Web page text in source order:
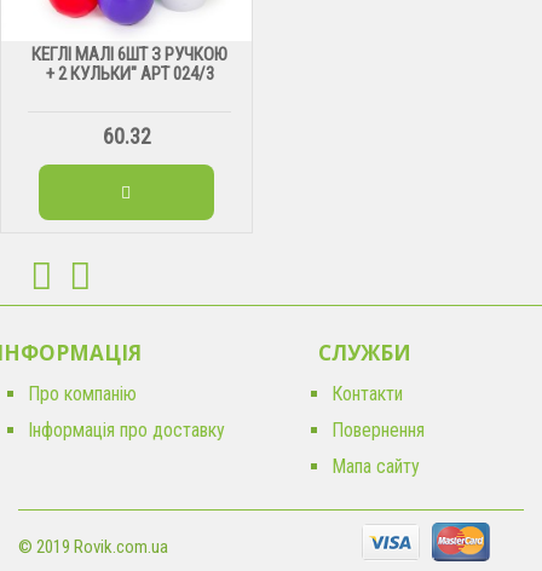
КЕГЛІ МАЛІ 6ШТ З РУЧКОЮ
+ 2 КУЛЬКИ" АРТ 024/3
60.32
Про компанію
Інформація про доставку
CЛУЖБИ
Контакти
Повернення
Мапа сайту
© 2019 Rovik.com.ua